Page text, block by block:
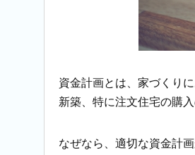
資金計画とは、家づくり
新築、特に注文住宅の購
なぜなら、適切な資金計